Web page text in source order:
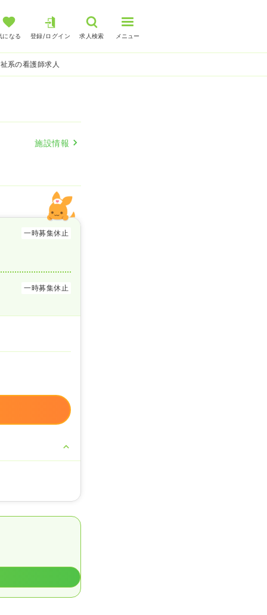
になる 登録/ログイン 求人検索 メニュー
系の看護師求人
施設情報
一時募集休止
一時募集休止